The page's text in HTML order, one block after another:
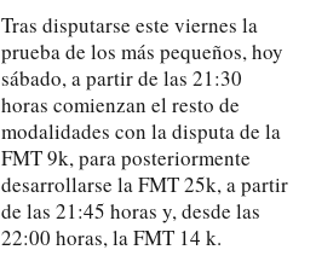
Tras disputarse este viernes la
prueba de los más pequeños, hoy
sábado, a partir de las 21:30
horas comienzan el resto de
modalidades con la disputa de la
FMT 9k, para posteriormente
desarrollarse la FMT 25k, a partir
de las 21:45 horas y, desde las
22:00 horas, la FMT 14 k.